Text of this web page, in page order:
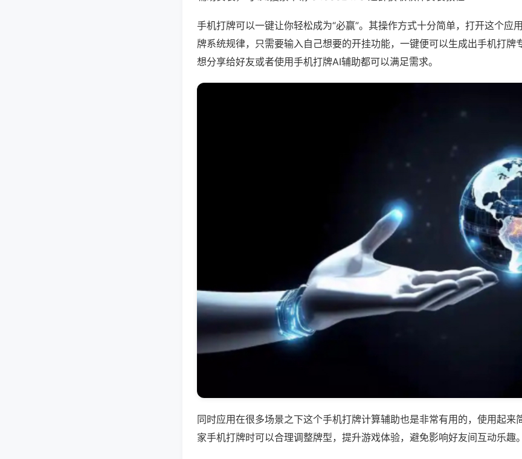
手机打牌可以一键让你轻松成为“必赢”。其操作方式十分简单，打开这个应
牌系统规律，只需要输入自己想要的开挂功能，一键便可以生成出手机打牌
想分享给好友或者使用手机打牌AI辅助都可以满足需求。
同时应用在很多场景之下这个手机打牌计算辅助也是非常有用的，使用起来
家手机打牌时可以合理调整牌型，提升游戏体验，避免影响好友间互动乐趣。